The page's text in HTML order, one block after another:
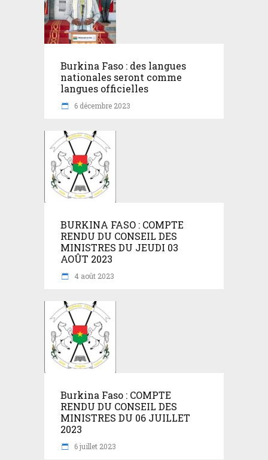
Burkina Faso : des langues
nationales seront comme
langues officielles
6 décembre 2023
BURKINA FASO : COMPTE
RENDU DU CONSEIL DES
MINISTRES DU JEUDI 03
AOÛT 2023
4 août 2023
Burkina Faso : COMPTE
RENDU DU CONSEIL DES
MINISTRES DU 06 JUILLET
2023
6 juillet 2023